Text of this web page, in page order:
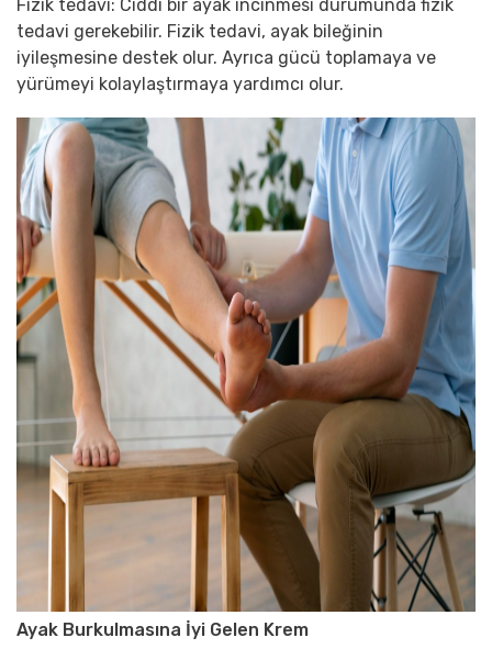
Fizik tedavi: Ciddi bir ayak incinmesi durumunda fizik
tedavi gerekebilir. Fizik tedavi, ayak bileğinin
iyileşmesine destek olur. Ayrıca gücü toplamaya ve
yürümeyi kolaylaştırmaya yardımcı olur.
Ayak Burkulmasına İyi Gelen Krem